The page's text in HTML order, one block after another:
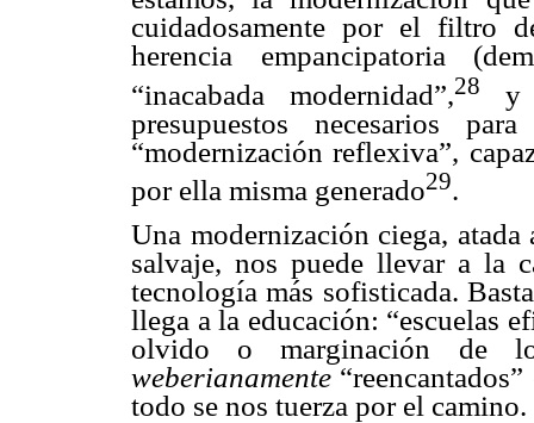
cuidadosamente por el filtro
herencia empancipatoria
“inacabada modernidad”,28
y
presupuestos necesarios
“modernización reflexiva”,
por ella misma generado29.
Una modernización ciega,
salvaje, nos puede llevar a la
tecnología más sofisticada.
llega a la educación: “escuelas
olvido o marginación de
weberianamente
todo se nos tuerza por el camino.